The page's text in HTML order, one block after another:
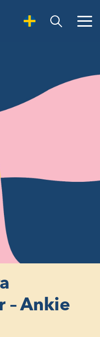
Open Search
– Ankie